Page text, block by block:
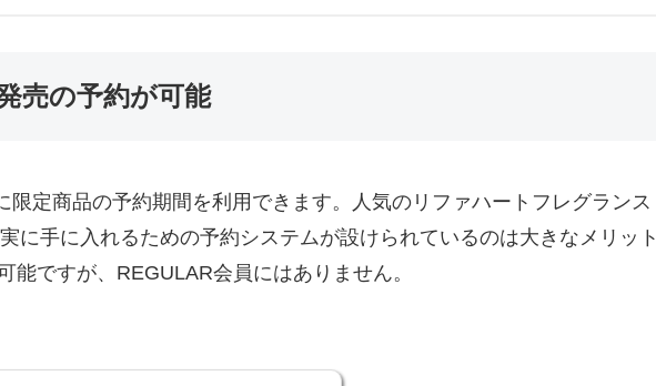
売の予約が可能
限定商品の予約期間を利用できます。人気のリファハートフレグランス
に手に入れるための予約システムが設けられているのは大きなメリット
能ですが、REGULAR会員にはありません。